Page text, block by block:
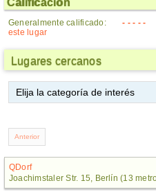
Calificación
Generalmente calificado: - - - - -
este lugar
Lugares cercanos
QDorf
Joachimstaler Str. 15, Berlín (13